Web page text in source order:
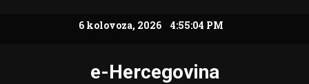
6 kolovoza, 2026 4:55:05 PM
e-Hercegovina